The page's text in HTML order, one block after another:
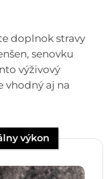
doplnok stravy
senovku
výživový
vhodný aj na
výkon